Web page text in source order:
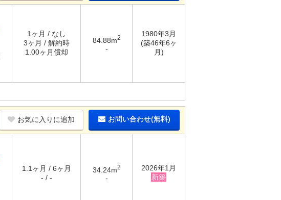
1ヶ月 / なし
3ヶ月 / 解約時
1.00ヶ月償却
84.88m2
-
1980年3月
(築46年6ヶ
月)
お気に入りに追加 お問い合わせ(無料)
1.1ヶ月 / 6ヶ月
- / -
34.24m2
-
2026年1月
新築